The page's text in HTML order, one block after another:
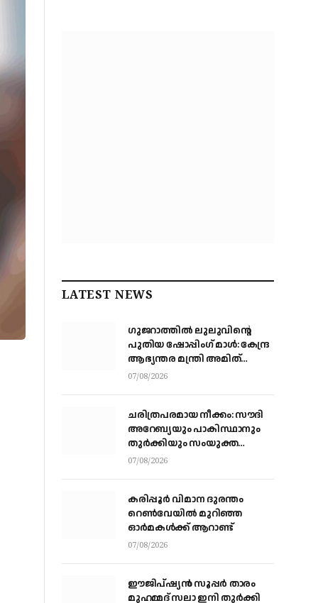
LATEST NEWS
ഗുജറാത്തിൽ ലുലുവിന്റെ
പുതിയ ഷോപ്പിംഗ് മാൾ: കേന്ദ്ര
ആഭ്യന്തര മന്ത്രി അമിത്
ഷായുമായി കൂടിക്കാഴ്ച
07/08/2026
ചരിത്രപരമായ നീക്കം: സൗദി
അറേബ്യയും പാകിസ്ഥാനും
തുർക്കിയും സംയുക്ത
പ്രതിരോധ കരാറിൽ
07/08/2026
കരിപ്പൂര്‍ വിമാന ദുരന്തം
റെണ്‍വേയില്‍ മുറിഞ്ഞ
ഓര്‍മകള്‍ക്ക് ആറാണ്ട്
07/08/2026
ഈജിപ്ഷ്യന്‍ സൂപ്പര്‍ താരം
മുഹമ്മദ് സലാ ഇനി തുര്‍ക്കി